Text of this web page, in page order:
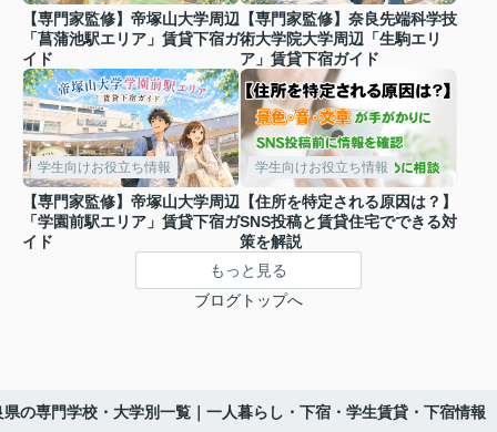
【専門家監修】帝塚山大学周辺
「菖蒲池駅エリア」賃貸下宿ガ
イド
【専門家監修】奈良先端科学技
術大学院大学周辺「生駒エリ
ア」賃貸下宿ガイド
学生向けお役立ち情報
【専門家監修】帝塚山大学周辺
「学園前駅エリア」賃貸下宿ガ
イド
学生向けお役立ち情報
【住所を特定される原因は？】
SNS投稿と賃貸住宅でできる対
策を解説
もっと見る
ブログトップへ
県の専門学校・大学別一覧｜一人暮らし・下宿・学生賃貸・下宿情報